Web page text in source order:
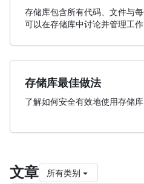
存储库包含所有代码、文件与
可以在存储库中讨论并管理工作
存储库最佳做法
了解如何安全有效地使用存储库
文章 所有类别